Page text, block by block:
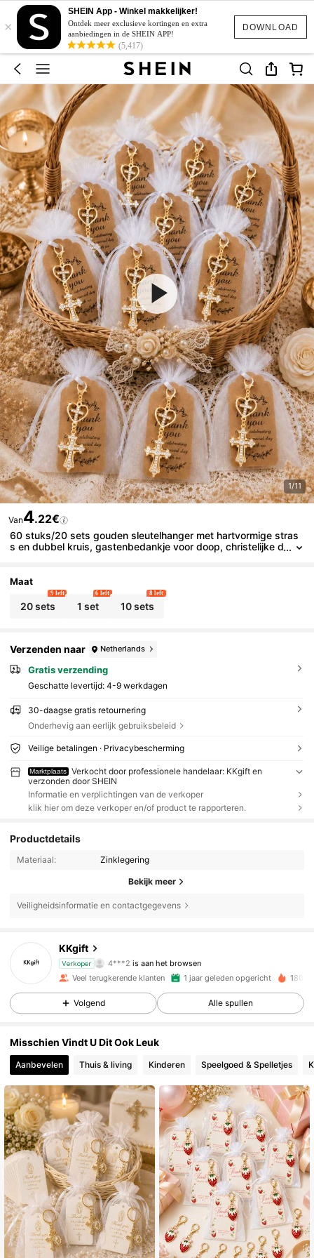
DOWNLOAD
×
SHEIN App - Winkel makkelijker!
Ontdek meer exclusieve kortingen en extra
aanbiedingen in de SHEIN APP!
(5,417)
1/11
Van4.22€
60 stuks/20 sets gouden sleutelhanger met hartvormige stras
s en dubbel kruis, gastenbedankje voor doop, christelijke d
Maat
20 sets
9 left
1 set
6 left
10 sets
8 left
Verzenden naar Netherlands
Gratis verzending
Geschatte levertijd: 4-9 werkdagen
30-daagse gratis retournering
Onderhevig aan eerlijk gebruiksbeleid
Veilige betalingen · Privacybescherming
Marktplaats
Verkocht door professionele handelaar: KKgift en
verzonden door SHEIN
Informatie en verplichtingen van de verkoper
klik hier om deze verkoper en/of product te rapporteren.
Productdetails
Materiaal: Zinklegering
Bekijk meer
Veiligheidsinformatie en contactgegevens
KKgift
Verkoper
4.87
1.6K Volgers
4.87 1.6K Volgers
4.87 1.6K Volgers
4.87 1.6K Volgers
4.87 1.6K Volgers
4.87 1.6K Volgers
Veel terugkerende klanten 1 jaar geleden opgericht 180K
Volgend Alle spullen
Misschien Vindt U Dit Ook Leuk
Aanbevelen Thuis & living Kinderen Speelgoed & Spelletjes